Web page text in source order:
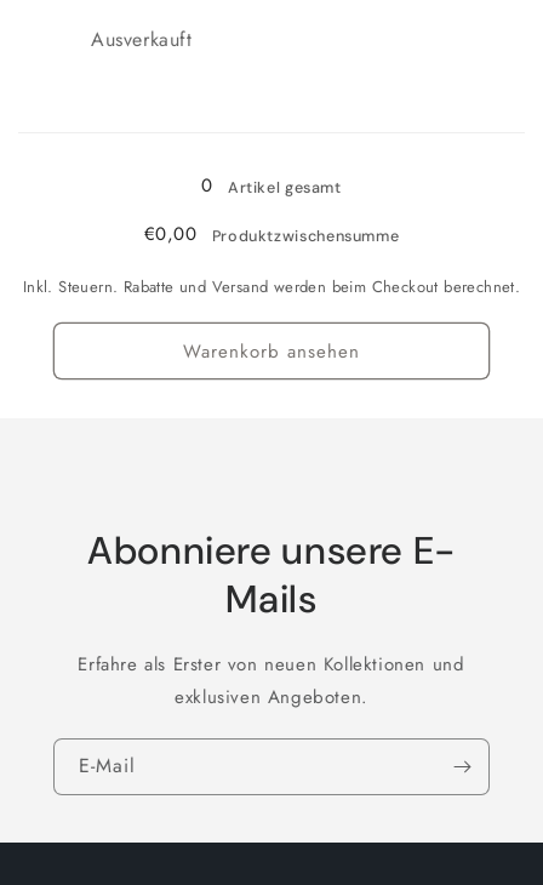
Anzahl
Ausverkauft
0
Artikel gesamt
€0,00 Produktzwischensumme
Inkl. Steuern. Rabatte und Versand werden beim Checkout berechnet.
Warenkorb ansehen
Abonniere unsere E-
Mails
Erfahre als Erster von neuen Kollektionen und
exklusiven Angeboten.
E-Mail